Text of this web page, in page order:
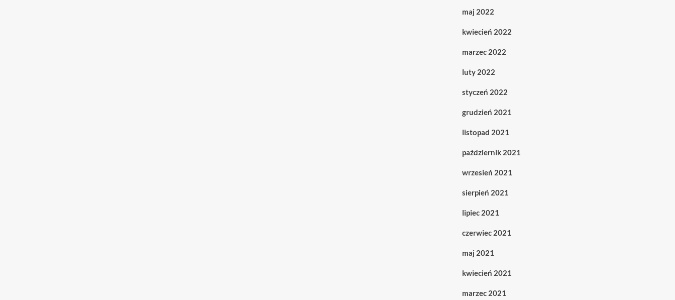
maj 2022
kwiecień 2022
marzec 2022
luty 2022
styczeń 2022
grudzień 2021
listopad 2021
październik 2021
wrzesień 2021
sierpień 2021
lipiec 2021
czerwiec 2021
maj 2021
kwiecień 2021
marzec 2021